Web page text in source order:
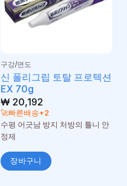
구강/면도
신 폴리그립 토탈 프로텍션
EX 70g
₩20,192
🚀빠른배송+2
수평 어긋남 방지 처방의 틀니 안
정제
장바구니